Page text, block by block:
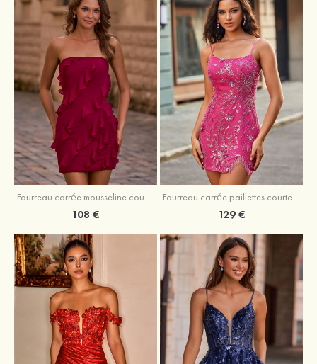
Fourreau carrée mousseline courte/mini robe de fête de la rentré avec volants
108 €
Fourreau carrée paillettes courte/mini robe de fête de la rentrée
129 €